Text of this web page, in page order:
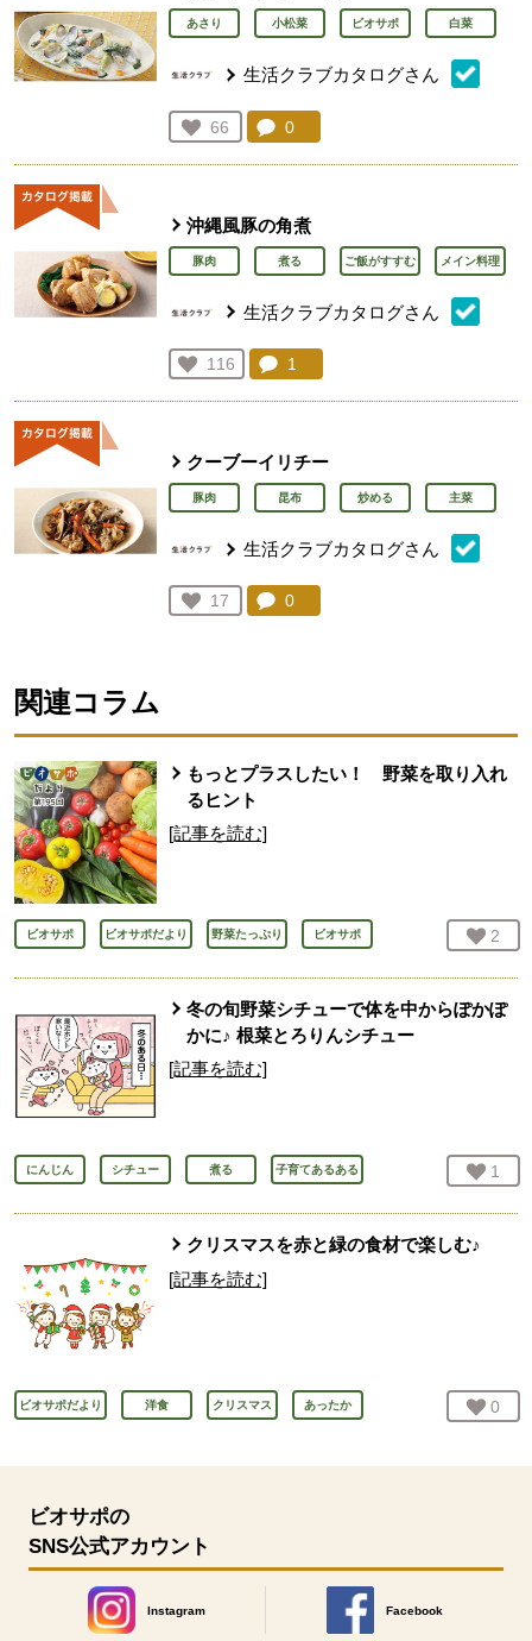
あさり 小松菜 ビオサポ 白菜
生活クラブカタログさん
お気に入り登録：
66
人が登録
コメント：
0
沖縄風豚の角煮
豚肉 煮る ご飯がすすむ メイン料理
生活クラブカタログさん
お気に入り登録：
116
人が登録
コメント：
1
クーブーイリチー
豚肉 昆布 炒める 主菜
生活クラブカタログさん
お気に入り登録：
17
人が登録
コメント：
0
関連コラム
もっとプラスしたい！ 野菜を取り入れ
るヒント
[記事を読む]
ビオサポ ビオサポだより 野菜たっぷり ビオサポ お気
2
冬の旬野菜シチューで体を中からぽかぽ
かに♪ 根菜とろりんシチュー
[記事を読む]
にんじん シチュー 煮る 子育てあるある お気
1
クリスマスを赤と緑の食材で楽しむ♪
[記事を読む]
ビオサポだより 洋食 クリスマス あったか お気
0
ビオサポの
SNS公式アカウント
Instagram
別のウィンドウで開きます。
Facebook
別のウィンドウで開きます